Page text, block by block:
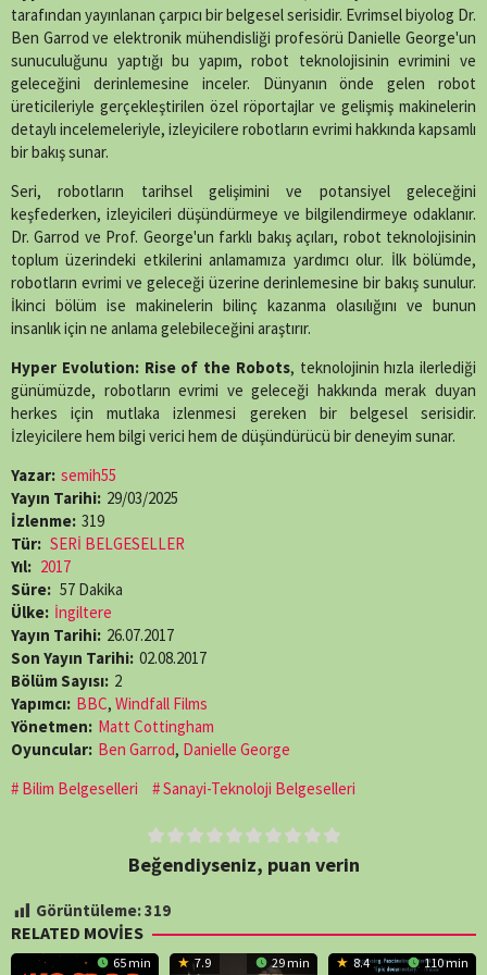
tarafından yayınlanan çarpıcı bir belgesel serisidir. Evrimsel biyolog Dr.
Ben Garrod ve elektronik mühendisliği profesörü Danielle George'un
sunuculuğunu yaptığı bu yapım, robot teknolojisinin evrimini ve
geleceğini derinlemesine inceler.
Dünyanın önde gelen robot
üreticileriyle gerçekleştirilen özel röportajlar ve gelişmiş makinelerin
detaylı incelemeleriyle, izleyicilere robotların evrimi hakkında kapsamlı
bir bakış sunar.
Seri, robotların tarihsel gelişimini ve potansiyel geleceğini
keşfederken, izleyicileri düşündürmeye ve bilgilendirmeye odaklanır.
Dr. Garrod ve Prof. George'un farklı bakış açıları, robot teknolojisinin
toplum üzerindeki etkilerini anlamamıza yardımcı olur. İlk bölümde,
robotların evrimi ve geleceği üzerine derinlemesine bir bakış sunulur.
İkinci bölüm ise makinelerin bilinç kazanma olasılığını ve bunun
insanlık için ne anlama gelebileceğini araştırır.
Hyper Evolution: Rise of the Robots, teknolojinin hızla ilerlediği
günümüzde, robotların evrimi ve geleceği hakkında merak duyan
herkes için mutlaka izlenmesi gereken bir belgesel serisidir.
İzleyicilere hem bilgi verici hem de düşündürücü bir deneyim sunar.
Yazar: semih55
Yayın Tarihi: 29/03/2025
İzlenme: 319
Tür: SERİ BELGESELLER
Yıl: 2017
Süre: 57 Dakika
Ülke: İngiltere
Yayın Tarihi: 26.07.2017
Son Yayın Tarihi: 02.08.2017
Bölüm Sayısı: 2
Yapımcı: BBC, Windfall Films
Yönetmen: Matt Cottingham
Oyuncular: Ben Garrod, Danielle George
Bilim Belgeselleri
Sanayi-Teknoloji Belgeselleri
Beğendiyseniz, puan verin
Görüntüleme:319
RELATED MOVIES
65 min 7.9 29 min 8.4 110 min